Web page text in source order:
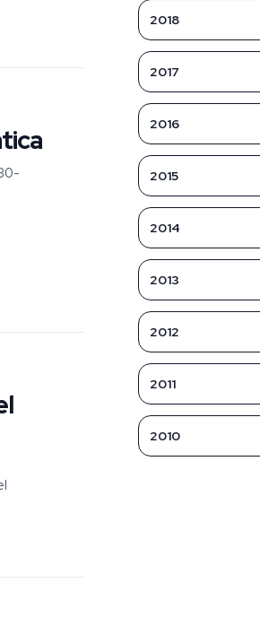
2018
2017
2016
2015
2014
2013
2012
2011
2010